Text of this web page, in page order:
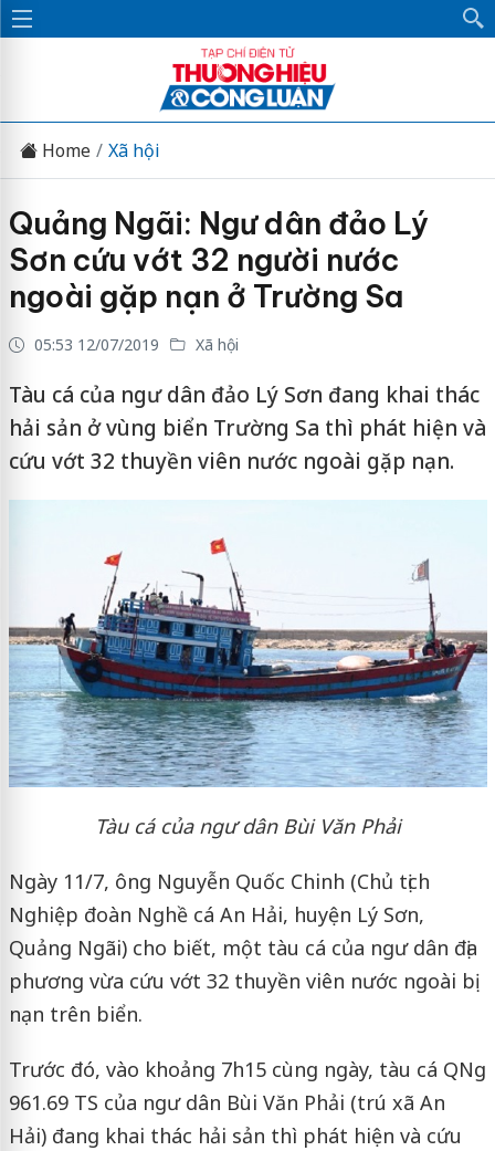
Home Xã hội
Quảng Ngãi: Ngư dân đảo Lý
Sơn cứu vớt 32 người nước
ngoài gặp nạn ở Trường Sa
05:53 12/07/2019 Xã hội
Tàu cá của ngư dân đảo Lý Sơn đang khai thác
hải sản ở vùng biển Trường Sa thì phát hiện và
cứu vớt 32 thuyền viên nước ngoài gặp nạn.
Tàu cá của ngư dân Bùi Văn Phải
Ngày 11/7, ông Nguyễn Quốc Chinh (Chủ tịch
Nghiệp đoàn Nghề cá An Hải, huyện Lý Sơn,
Quảng Ngãi) cho biết, một tàu cá của ngư dân địa
phương vừa cứu vớt 32 thuyền viên nước ngoài bị
nạn trên biển.
Trước đó, vào khoảng 7h15 cùng ngày, tàu cá QNg
961.69 TS của ngư dân Bùi Văn Phải (trú xã An
Hải) đang khai thác hải sản thì phát hiện và cứu